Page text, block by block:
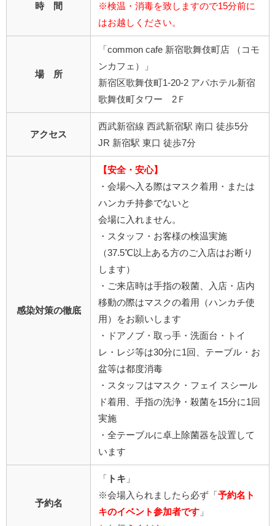
時 間
※検温・消毒を致しますので15分前に
はお越しください。
場 所
「common cafe 新宿歌舞伎町店 （コモ
ンカフェ）」
新宿区歌舞伎町1-20-2 アパホテル新宿
歌舞伎町タワー 2Ｆ
アクセス
西武新宿線 西武新宿駅 南口 徒歩5分
JR 新宿駅 東口 徒歩7分
感染対策の徹底
【安全・安心】
・会場へ入る際はマスク着用・または
ハンカチ持参でないと
会場に入れません。
・スタッフ・お客様の検温実施
（37.5℃以上ある方のご入店はお断り
します）
・ご来店時は手指の殺菌、入店・店内
移動の際はマスクの着用（ハンカチ使
用）をお願いします
・ドアノブ・取っ手・洗面台・トイ
レ・レジ等は30分に1回、テーブル・お
盆等は都度消毒
・スタッフはマスク・フェイ スシール
ド着用、手指の洗浄・殺菌を15分に1回
実施
・全テーブルに卓上除菌器を設置して
います
予約名
「 トキ 」
※会場入られましたら必ず「 予約名ト
キのイベント参加者です 」